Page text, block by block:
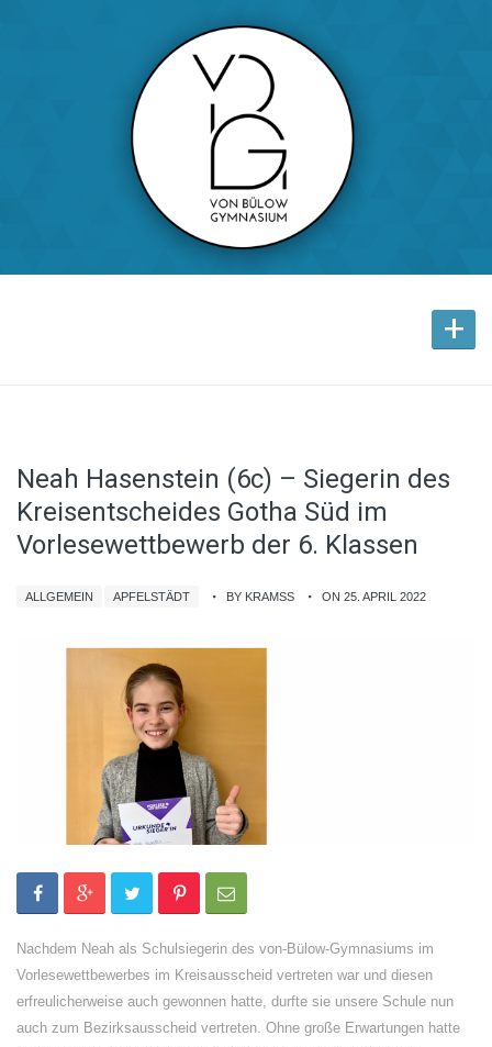
+
Neah Hasenstein (6c) – Siegerin des
Kreisentscheides Gotha Süd im
Vorlesewettbewerb der 6. Klassen
ALLGEMEIN APFELSTÄDT BY KRAMSS ON 25. APRIL 2022
Nachdem Neah als Schulsiegerin des von-Bülow-Gymnasiums im
Vorlesewettbewerbes im Kreisausscheid vertreten war und diesen
erfreulicherweise auch gewonnen hatte, durfte sie unsere Schule nun
auch zum Bezirksausscheid vertreten. Ohne große Erwartungen hatte